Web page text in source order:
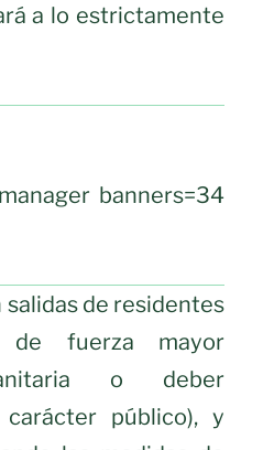
a lo estrictamente
banners=34
de residentes
de fuerza mayor
o deber
público), y